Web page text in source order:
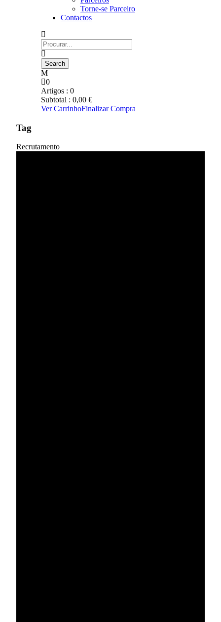
Torne-se Parceiro
Contactos
0
Artigos : 0
Subtotal : 0,00 €
Ver CarrinhoFinalizar Compra
Tag
Recrutamento